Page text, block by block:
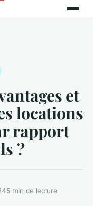
et
locations
rapport
?
5 min de lecture